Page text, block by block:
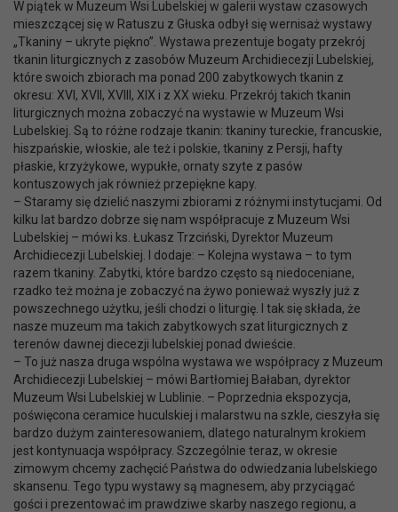
W piątek w Muzeum Wsi Lubelskiej w galerii wystaw czasowych
mieszczącej się w Ratuszu z Głuska odbył się wernisaż wystawy
„Tkaniny – ukryte piękno”. Wystawa prezentuje bogaty przekrój
tkanin liturgicznych z zasobów Muzeum Archidiecezji Lubelskiej,
które swoich zbiorach ma ponad 200 zabytkowych tkanin z
okresu: XVI, XVII, XVIII, XIX i z XX wieku. Przekrój takich tkanin
liturgicznych można zobaczyć na wystawie w Muzeum Wsi
Lubelskiej. Są to różne rodzaje tkanin: tkaniny tureckie, francuskie,
hiszpańskie, włoskie, ale też i polskie, tkaniny z Persji, hafty
płaskie, krzyżykowe, wypukłe, ornaty szyte z pasów
kontuszowych jak również przepiękne kapy.
– Staramy się dzielić naszymi zbiorami z różnymi instytucjami. Od
kilku lat bardzo dobrze się nam współpracuje z Muzeum Wsi
Lubelskiej – mówi ks. Łukasz Trzciński, Dyrektor Muzeum
Archidiecezji Lubelskiej. I dodaje: – Kolejna wystawa – to tym
razem tkaniny. Zabytki, które bardzo często są niedoceniane,
rzadko też można je zobaczyć na żywo ponieważ wyszły już z
powszechnego użytku, jeśli chodzi o liturgię. I tak się składa, że
nasze muzeum ma takich zabytkowych szat liturgicznych z
terenów dawnej diecezji lubelskiej ponad dwieście.
– To już nasza druga wspólna wystawa we współpracy z Muzeum
Archidiecezji Lubelskiej – mówi Bartłomiej Bałaban, dyrektor
Muzeum Wsi Lubelskiej w Lublinie. – Poprzednia ekspozycja,
poświęcona ceramice huculskiej i malarstwu na szkle, cieszyła się
bardzo dużym zainteresowaniem, dlatego naturalnym krokiem
jest kontynuacja współpracy. Szczególnie teraz, w okresie
zimowym chcemy zachęcić Państwa do odwiedzania lubelskiego
skansenu. Tego typu wystawy są magnesem, aby przyciągać
gości i prezentować im prawdziwe skarby naszego regionu, a